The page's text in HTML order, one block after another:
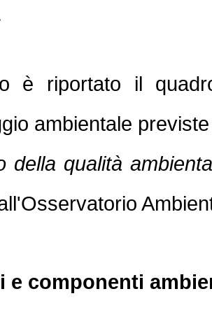
è riportato il
ambientale
della qualità
e componenti